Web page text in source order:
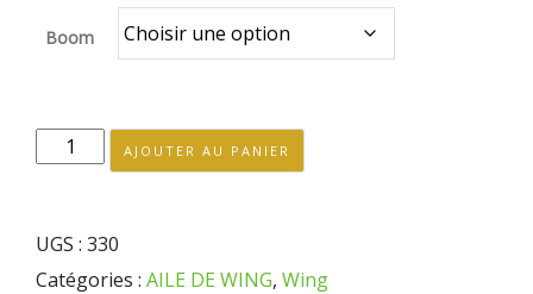
Boom
quantité
de
Boom
AJOUTER AU PANIER
UGS : 330
Catégories : AILE DE WING, Wing